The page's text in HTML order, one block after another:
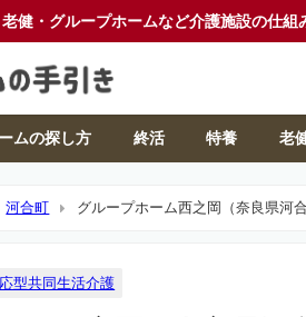
健・グループホームなど介護施設の仕組
ムの探し方 終活 特養 老
河合町 グループホーム西之岡（奈良県河合
型共同生活介護